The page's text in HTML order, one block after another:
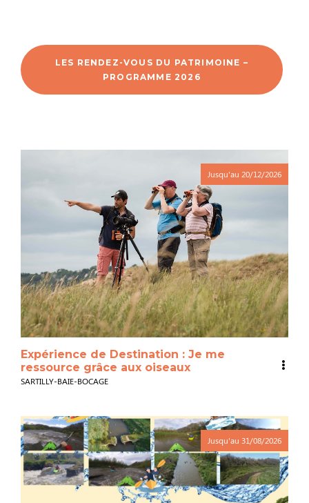
LES RENDEZ-VOUS DU PATRIMOINE –
PROGRAMME 2026
Jusqu'au 20/12/2026
Expérience de Destination : Je me
ressource grâce aux oiseaux
SARTILLY-BAIE-BOCAGE
Jusqu'au 31/08/2026